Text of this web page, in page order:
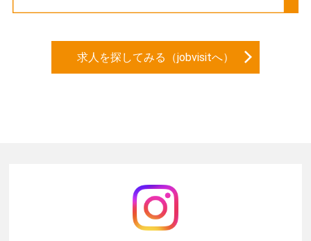
求人を探してみる（jobvisitへ）